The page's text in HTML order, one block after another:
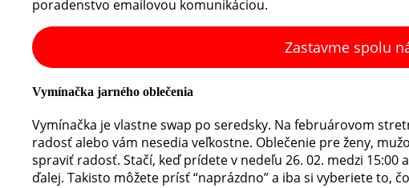
poradenstvo emailovou komunikáciou.
Zastavme spolu
Vymínačka jarného oblečenia
Vymínačka je vlastne swap po seredsky. Na februárovom
radosť alebo vám nesedia veľkostne. Oblečenie pre ženy,
spraviť radosť. Stačí, keď prídete v nedeľu 26. 02. medzi 15:00
ďalej. Takisto môžete prísť “naprázdno” a iba si vyberiete to,